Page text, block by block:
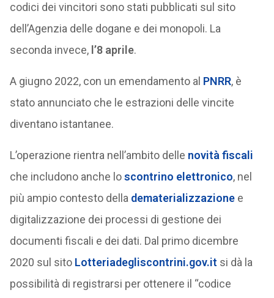
codici dei vincitori sono stati pubblicati sul sito
dell’Agenzia delle dogane e dei monopoli. La
seconda invece,l’8 aprile.
A giugno 2022, con un emendamento al PNRR, è
stato annunciato che le estrazioni delle vincite
diventano istantanee.
L’operazione rientra nell’ambito delle novità fiscali
che includono anche loscontrino elettronico, nel
più ampio contesto della dematerializzazionee
digitalizzazione dei processi di gestione dei
documenti fiscali e dei dati. Dal primo dicembre
2020 sul sito Lotteriadegliscontrini.gov.it si dà la
possibilità di registrarsi per ottenere il “codice